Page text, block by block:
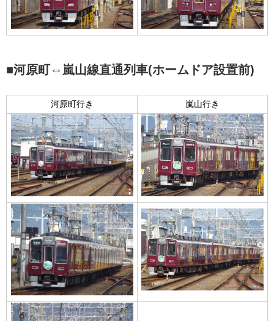
■河原町⇔嵐山線直通列車(ホームドア設置前)
河原町行き 嵐山行き